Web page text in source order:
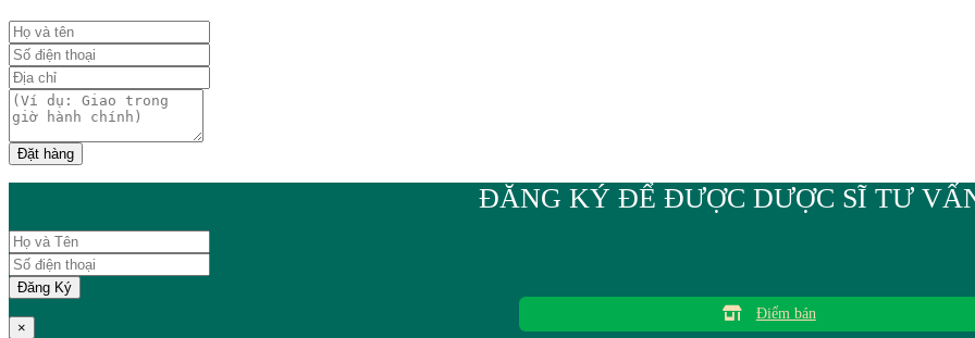
Điểm bán
ĐĂNG KÝ ĐỂ ĐƯỢC DƯỢC SĨ TƯ
×